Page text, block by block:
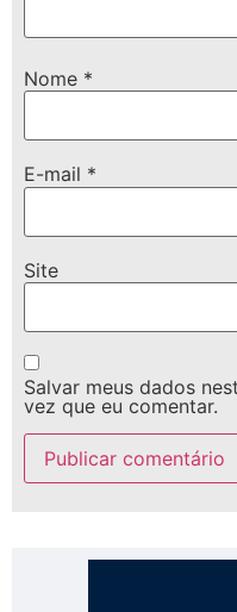
Nome *
E-mail *
Site
Salvar meus dados
vez que eu comentar.